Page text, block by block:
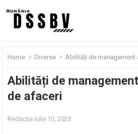
Home Diverse Abilități de management
Abilități de
de afaceri
Redacția Iulie 10, 2023